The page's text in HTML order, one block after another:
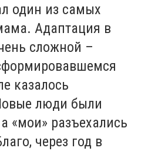
один из самых
Адаптация в
сложной –
казалось
люди были
«мои» разъехались
через год в